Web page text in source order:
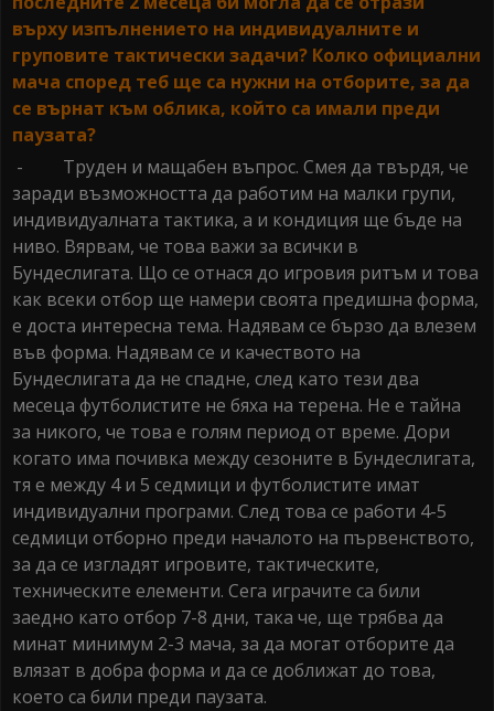
върху изпълнението на индивидуалните и
груповите тактически задачи? Колко официални
мача според теб ще са нужни на отборите, за да
се върнат към облика, който са имали преди
паузата?
- Труден и мащабен въпрос. Смея да твърдя, че
заради възможността да работим на малки групи,
индивидуалната тактика, а и кондиция ще бъде на
ниво. Вярвам, че това важи за всички в
Бундеслигата. Що се отнася до игровия ритъм и това
как всеки отбор ще намери своята предишна форма,
е доста интересна тема. Надявам се бързо да влезем
във форма. Надявам се и качеството на
Бундеслигата да не спадне, след като тези два
месеца футболистите не бяха на терена. Не е тайна
за никого, че това е голям период от време. Дори
когато има почивка между сезоните в Бундеслигата,
тя е между 4 и 5 седмици и футболистите имат
индивидуални програми. След това се работи 4-5
седмици отборно преди началото на първенството,
за да се изгладят игровите, тактическите,
техническите елементи. Сега играчите са били
заедно като отбор 7-8 дни, така че, ще трябва да
минат минимум 2-3 мача, за да могат отборите да
влязат в добра форма и да се доближат до това,
което са били преди паузата.